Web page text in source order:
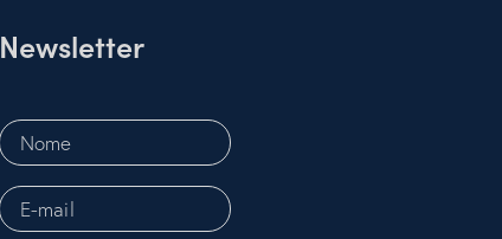
Newsletter